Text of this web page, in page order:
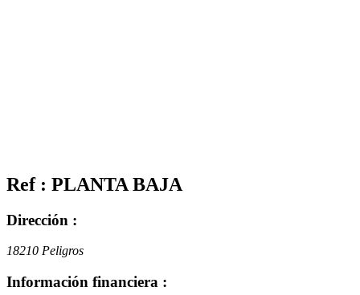
Ref : PLANTA BAJA
Dirección :
18210 Peligros
Información financiera :